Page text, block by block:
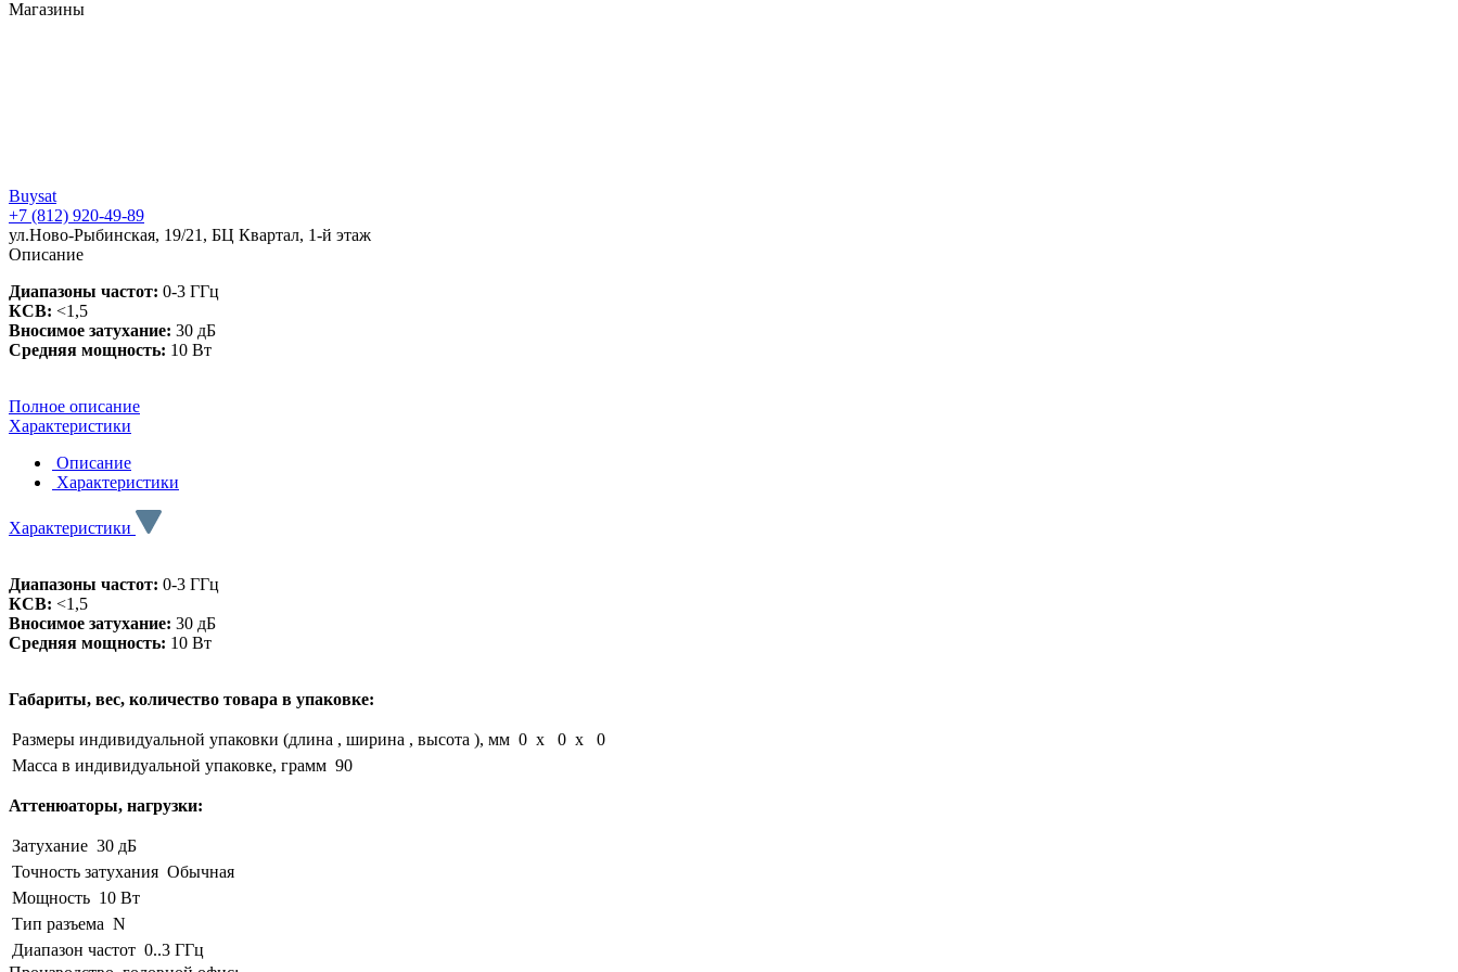
Магазины
Buysat
+7 (812) 920-49-89
ул.Ново-Рыбинская, 19/21, БЦ Квартал, 1-й этаж
Описание
Диапазоны частот: 0-3 ГГц
КСВ: <1,5
Вносимое затухание: 30 дБ
Средняя мощность: 10 Вт
Полное описание
Характеристики
Описание
Характеристики
Характеристики
Диапазоны частот: 0-3 ГГц
КСВ: <1,5
Вносимое затухание: 30 дБ
Средняя мощность: 10 Вт
Габариты, вес, количество товара в упаковке:
Размеры индивидуальной упаковки (длина , ширина , высота ), мм 0 x 0 x 0
Масса в индивидуальной упаковке, грамм 90
Аттенюаторы, нагрузки:
Затухание 30 дБ
Точность затухания Обычная
Мощность 10 Вт
Тип разъема N
Диапазон частот 0..3 ГГц